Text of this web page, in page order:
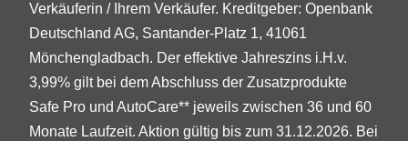
Verkäuferin / Ihrem Verkäufer. Kreditgeber: Openbank
Deutschland AG, Santander-Platz 1, 41061
Mönchengladbach. Der effektive Jahreszins i.H.v.
3,99% gilt bei dem Abschluss der Zusatzprodukte
Safe Pro und AutoCare** jeweils zwischen 36 und 60
Monate Laufzeit. Aktion gültig bis zum 31.12.2026. Bei